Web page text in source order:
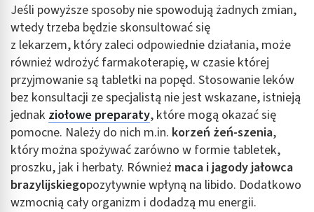
Jeśli powyższe sposoby nie spowodują żadnych zmian,
wtedy trzeba będzie skonsultować się
z lekarzem, który zaleci odpowiednie działania, może
również wdrożyć farmakoterapię, w czasie której
przyjmowanie są tabletki na popęd. Stosowanie leków
bez konsultacji ze specjalistą nie jest wskazane, istnieją
jednak ziołowe preparaty, które mogą okazać się
pomocne. Należy do nich m.in. korzeń żeń-szenia,
który można spożywać zarówno w formie tabletek,
proszku, jak i herbaty. Również maca i jagody jałowca
brazylijskiegopozytywnie wpłyną na libido. Dodatkowo
wzmocnią cały organizm i dodadzą mu energii.